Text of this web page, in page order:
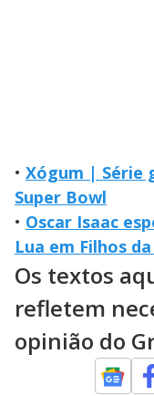
• Xógum | Série
Super Bowl
• Oscar Isaac
Lua em Filhos
Os textos
refletem
opinião do